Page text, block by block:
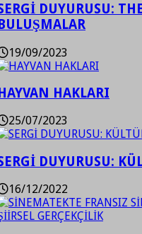
DUYURUSU:
19/09/2023
HAYVAN HAKLARI
25/07/2023
DUYURUSU:
16/12/2022